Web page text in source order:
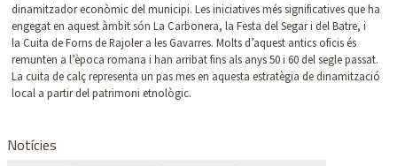
dinamitzador econòmic del municipi. Les iniciatives més significatives que ha
engegat en aquest àmbit són La Carbonera, la Festa del Segar i del Batre, i
la Cuita de Forns de Rajoler a les Gavarres. Molts d’aquest antics oficis és
remunten a l’època romana i han arribat fins als anys 50 i 60 del segle passat.
La cuita de calç representa un pas mes en aquesta estratègia de dinamització
local a partir del patrimoni etnològic.
Notícies